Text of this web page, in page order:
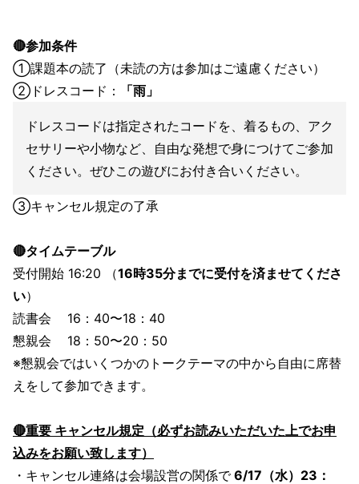
🔴参加条件
①課題本の読了（未読の方は参加はご遠慮ください）
②ドレスコード：
「雨」
ドレスコードは指定されたコードを、着るもの、アク
セサリーや小物など、自由な発想で身につけてご参加
ください。ぜひこの遊びにお付き合いください。
③キャンセル規定の了承
🔴タイムテーブル
受付開始 16:20 （16時35分までに受付を済ませてくださ
い）
読書会 16：40〜18：40
懇親会 18：50〜20：50
※懇親会ではいくつかのトークテーマの中から自由に席替
えをして参加できます。
🔴重要 キャンセル規定（必ずお読みいただいた上でお申
込みをお願い致します）
・キャンセル連絡は会場設営の関係で6/17（水）23：